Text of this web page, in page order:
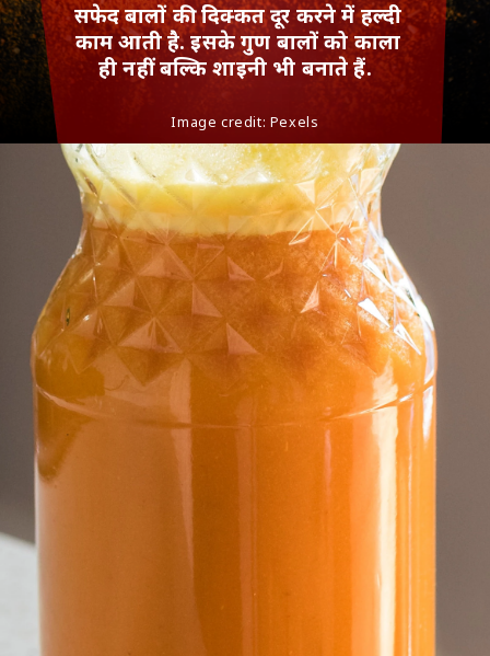
सफेद बालों की दिक्कत दूर करने में हल्दी
काम आती है. इसके गुण बालों को काला
ही नहीं बल्कि शाइनी भी बनाते हैं.
Image credit: Pexels